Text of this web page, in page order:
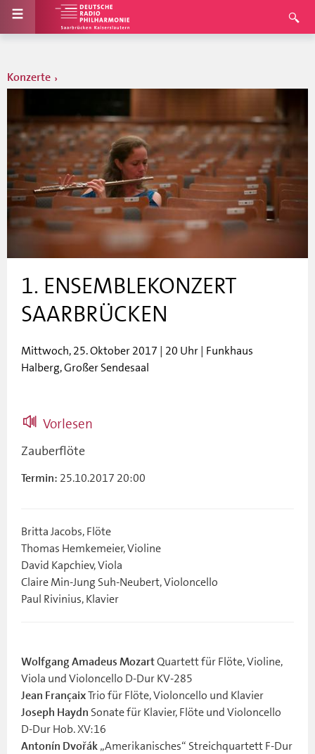
Konzerte
1. ENSEMBLEKONZERT
SAARBRÜCKEN
Mittwoch, 25. Oktober 2017 | 20 Uhr | Funkhaus
Halberg, Großer Sendesaal
Vorlesen
Zauberflöte
Termin: 25.10.2017 20:00
Britta Jacobs, Flöte
Thomas Hemkemeier, Violine
David Kapchiev, Viola
Claire Min-Jung Suh-Neubert, Violoncello
Paul Rivinius, Klavier
Wolfgang Amadeus MozartQuartett für Flöte, Violine,
Viola und Violoncello D-Dur KV-285
Jean FrançaixTrio für Flöte, Violoncello und Klavier
Joseph Haydn Sonate für Klavier, Flöte und Violoncello
D-Dur Hob. XV:16
Antonín Dvořák „Amerikanisches“ Streichquartett F-Dur